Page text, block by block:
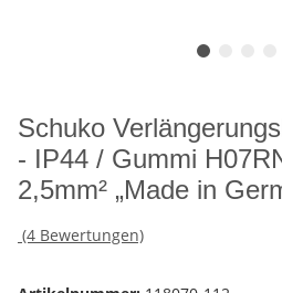
Schuko
- IP44 / Gummi
2,5mm² „Made in
(4 Bewertungen)